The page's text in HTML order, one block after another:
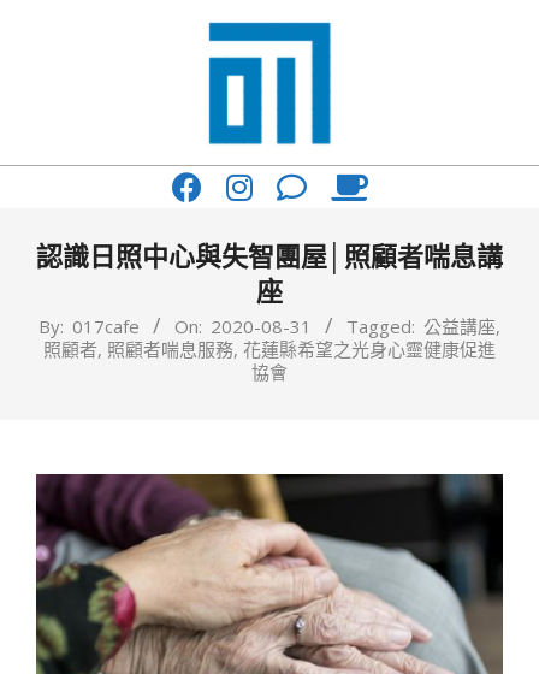
017
與
一
起
啡
館
Menu認識日照中心與失智團屋│照顧者喘息講
座
By: 017cafe On: 2020-08-31 Tagged: 公益講座,
照顧者, 照顧者喘息服務, 花蓮縣希望之光身心靈健康促進
協會